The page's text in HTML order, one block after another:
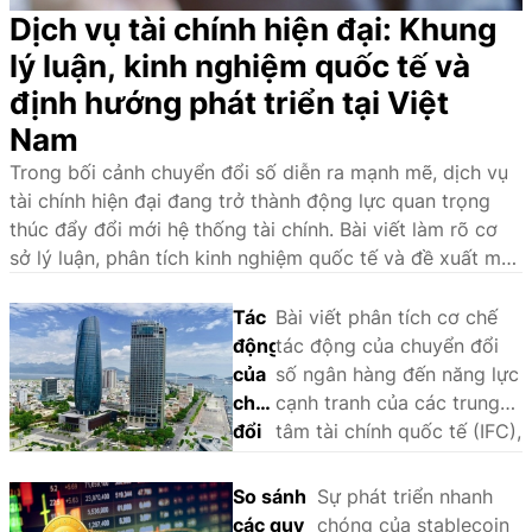
Dịch vụ tài chính hiện đại: Khung
lý luận, kinh nghiệm quốc tế và
định hướng phát triển tại Việt
Nam
Trong bối cảnh chuyển đổi số diễn ra mạnh mẽ, dịch vụ
tài chính hiện đại đang trở thành động lực quan trọng
thúc đẩy đổi mới hệ thống tài chính. Bài viết làm rõ cơ
sở lý luận, phân tích kinh nghiệm quốc tế và đề xuất một
chính hiện đại tại Việt Nam.
Tác
động
của
chuyển
đổi
ngân
hàng
Bài viết phân tích cơ chế
tác động của chuyển đổi
số ngân hàng đến năng lực
cạnh tranh của các trung
tâm tài chính quốc tế (IFC),
phân tích so sánh định tính
(QCA) trên một số trường
So sánh
các quy
Sự phát triển nhanh
chóng của stablecoin